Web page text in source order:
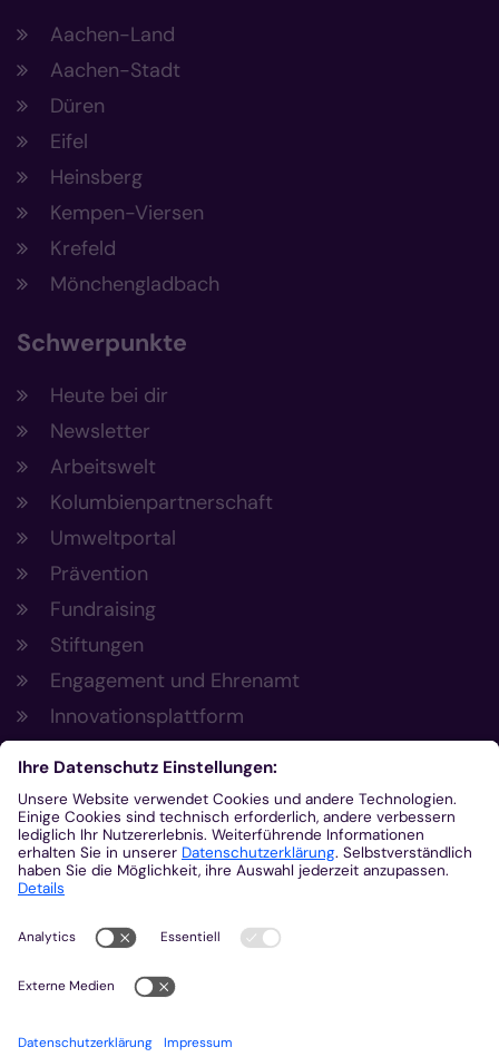
Aachen-Land
Aachen-Stadt
Düren
Eifel
Heinsberg
Kempen-Viersen
Krefeld
Mönchengladbach
Schwerpunkte
Heute bei dir
Newsletter
Arbeitswelt
Kolumbienpartnerschaft
Umweltportal
Prävention
Fundraising
Stiftungen
Engagement und Ehrenamt
Innovationsplattform
Aus der Plattform
Nachrichten
Veranstaltungen
Gottesdienste
Stellenangebote
Kirchenzeitung
Amtsblatt (Kirchlicher Anzeiger)
Rechtsdatenbank